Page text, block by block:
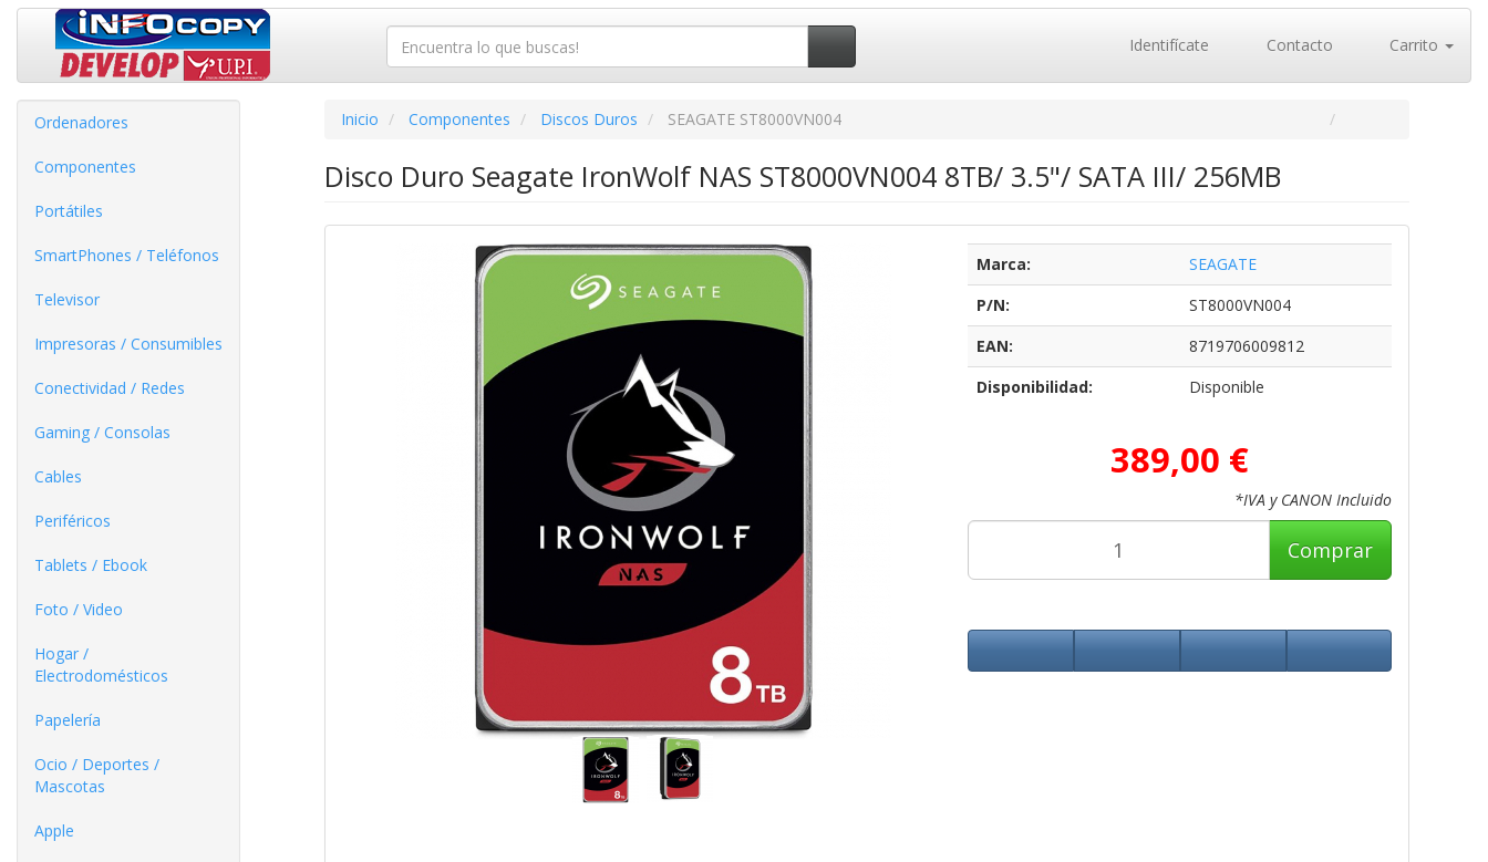
Identifícate Contacto Carrito
Ordenadores
Componentes
Portátiles
SmartPhones / Teléfonos
Televisor
Impresoras / Consumibles
Conectividad / Redes
Gaming / Consolas
Cables
Periféricos
Tablets / Ebook
Foto / Video
Hogar /
Electrodomésticos
Papelería
Ocio / Deportes /
Mascotas
Apple
Inicio Componentes Discos Duros SEAGATE ST8000VN004
Disco Duro Seagate IronWolf NAS ST8000VN004 8TB/ 3.5"/ SATA III/ 256MB
Marca:
SEAGATE
P/N:
ST8000VN004
EAN:
8719706009812
Disponibilidad:
Disponible
389,00 €
*IVA y CANON Incluido
Comprar